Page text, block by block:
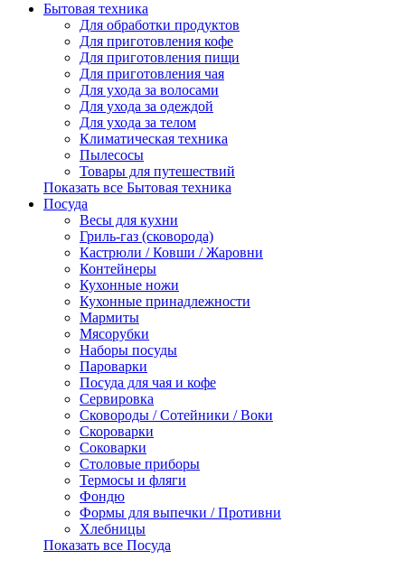
Бытовая техника
Для обработки продуктов
Для приготовления кофе
Для приготовления пищи
Для приготовления чая
Для ухода за волосами
Для ухода за одеждой
Для ухода за телом
Климатическая техника
Пылесосы
Товары для путешествий
Показать все Бытовая техника
Посуда
Весы для кухни
Гриль-газ (сковорода)
Кастрюли / Ковши / Жаровни
Контейнеры
Кухонные ножи
Кухонные принадлежности
Мармиты
Мясорубки
Наборы посуды
Пароварки
Посуда для чая и кофе
Сервировка
Сковороды / Сотейники / Воки
Скороварки
Соковарки
Столовые приборы
Термосы и фляги
Фондю
Формы для выпечки / Противни
Хлебницы
Показать все Посуда